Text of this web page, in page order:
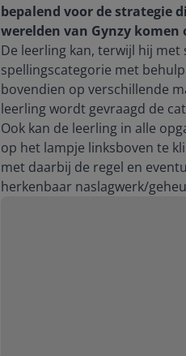
bepalend voor de strategie
werelden van Gynzy komen
De leerling kan, terwijl hij
spellingscategorie met
bovendien op verschillende
leerling wordt gevraagd de
Ook kan de leerling in alle
op het lampje linksboven te
met daarbij de regel en
herkenbaar naslagwerk/